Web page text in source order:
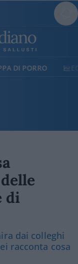
DI PORRO
di
dai colleghi
racconta cosa